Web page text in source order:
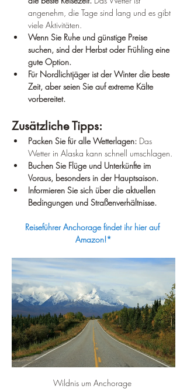
angenehm, die Tage sind lang und es gibt
viele Aktivitäten.
Wenn Sie Ruhe und günstige Preise
suchen, sind der Herbst oder Frühling eine
gute Option.
Für Nordlichtjäger ist der Winter die beste
Zeit, aber seien Sie auf extreme Kälte
vorbereitet.
Zusätzliche Tipps:
Packen Sie für alle Wetterlagen: Das
Wetter in Alaska kann schnell umschlagen.
Buchen Sie Flüge und Unterkünfte im
Voraus, besonders in der Hauptsaison.
Informieren Sie sich über die aktuellen
Bedingungen und Straßenverhältnisse.
Reiseführer Anchorage findet ihr hier auf
Amazon!*
Wildnis um Anchorage